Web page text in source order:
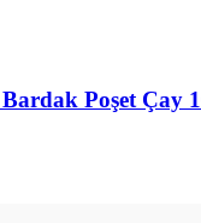
Poşet Çay